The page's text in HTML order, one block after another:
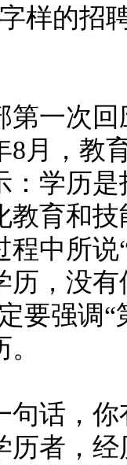
样的招
一次回
8月，教
：学历
教育和
程中所说
历，没有
要强调“
话，你
历者，